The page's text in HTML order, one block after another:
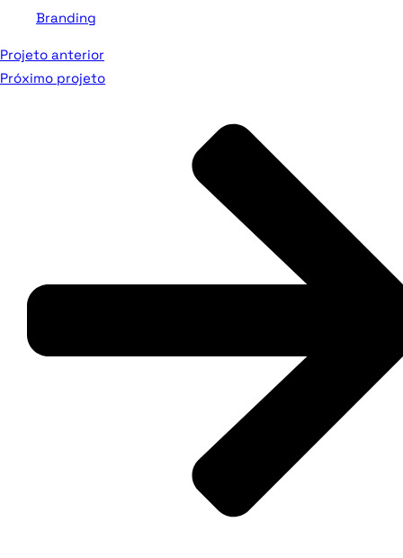
Branding
Projeto anterior
Próximo projeto